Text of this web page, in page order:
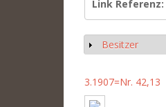
Link Referenz:
Show
Besitzer
3.1907=Nr. 42,13